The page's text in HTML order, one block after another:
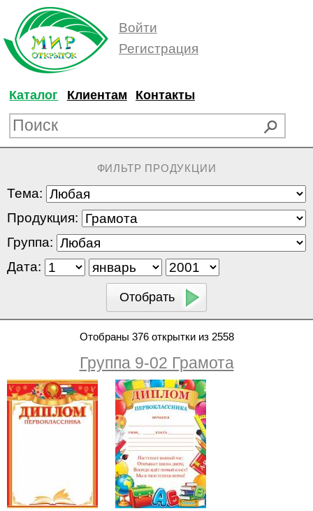
Войти
Регистрация
Каталог Клиентам Контакты
ФИЛЬТР ПРОДУКЦИИ
Тема:
Продукция:
Группа:
Дата:
Отобраны 376 открытки из 2558
Группа 9-02 Грамота